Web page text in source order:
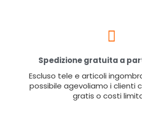
Spedizione gratuita a
Escluso tele e articoli
possibile agevoliamo i clienti
gratis o costi